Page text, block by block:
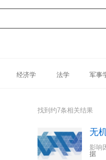
经济学 法学 军事
找到约7条相关结果
无
影响
据